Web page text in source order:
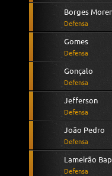
Borges
Defensa
Gomes
Defensa
Gonçalo
Defensa
Jefferson
Defensa
João Pedro
Defensa
Lameirão
Defensa